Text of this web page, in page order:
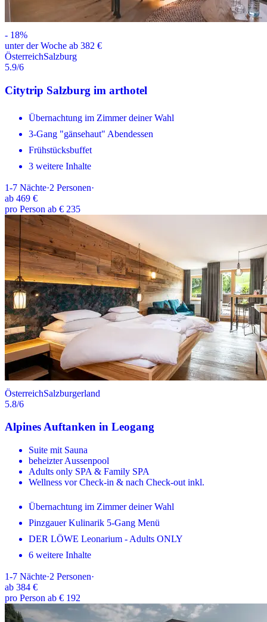
- 18%
unter der Woche ab 382 €
ÖsterreichSalzburg
5.9/6
Citytrip Salzburg im arthotel
Übernachtung im Zimmer deiner Wahl
3-Gang "gänsehaut" Abendessen
Frühstücksbuffet
3 weitere Inhalte
1-7 Nächte·2 Personen·
ab 469 €
pro Person ab € 235
ÖsterreichSalzburgerland
5.8/6
Alpines Auftanken in Leogang
Suite mit Sauna
beheizter Aussenpool
Adults only SPA & Family SPA
Wellness vor Check-in & nach Check-out inkl.
Übernachtung im Zimmer deiner Wahl
Pinzgauer Kulinarik 5-Gang Menü
DER LÖWE Leonarium - Adults ONLY
6 weitere Inhalte
1-7 Nächte·2 Personen·
ab 384 €
pro Person ab € 192